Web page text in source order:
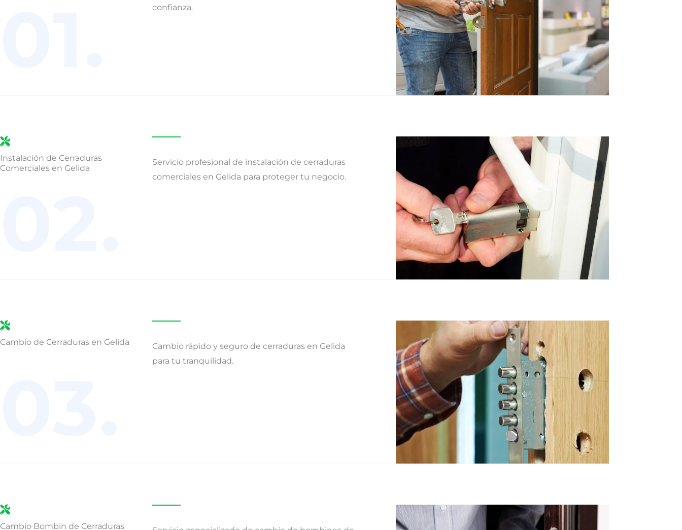
confianza.
Instalación de Cerraduras
Comerciales en Gelida
Servicio profesional de instalación de cerraduras
comerciales en Gelida para proteger tu negocio.
Cambio de Cerraduras en Gelida
Cambio rápido y seguro de cerraduras en Gelida
para tu tranquilidad.
Cambio Bombin de Cerraduras